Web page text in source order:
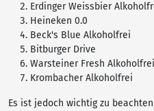
Erdinger Weissbier
Heineken 0.0
Beck's Blue Alkoholfrei
Bitburger Drive
Warsteiner Fresh Alkoholfrei
Krombacher Alkoholfrei
Es ist jedoch wichtig zu